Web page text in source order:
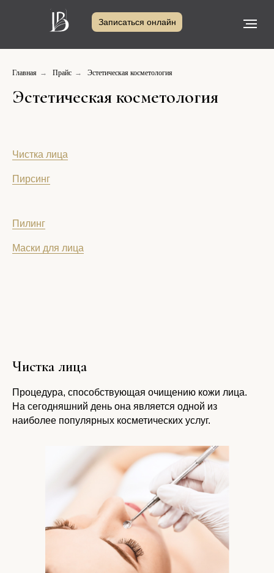
Прайс
Записаться онлайн
ул. Блинова, д.
90/96
медицины
Главная → Прайс → Эстетическая косметология
Эстетическая косметология
Чистка лица
Пирсинг
Пилинг
Маски для лица
Чистка лица
Процедура, способствующая очищению кожи лица.
На сегодняшний день она является одной из
наиболее популярных косметических услуг.